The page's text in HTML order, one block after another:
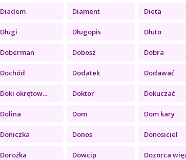
Diadem Diament Dieta
Długi Długopis Dłuto
Doberman Dobosz Dobra
Dochód Dodatek Dodawać
Doki okrętow... Doktor Dokuczać
Dolina Dom Dom kary
Doniczka Donos Donosiciel
Dorożka Dowcip Dozorca